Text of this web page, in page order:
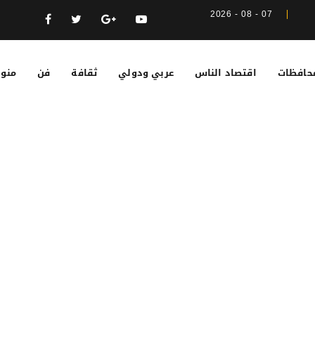
07 - 08 - 2026
اقتصاد الناس عربي ودولي ثقافة فن